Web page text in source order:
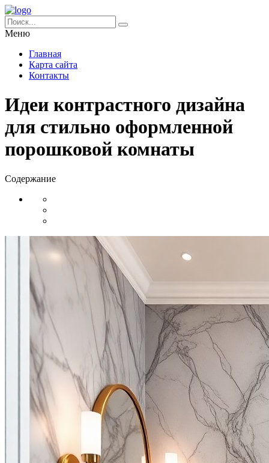
Меню
Главная
Карта сайта
Контакты
Идеи контрастного дизайна
для стильно оформленной
порошковой комнаты
Содержание